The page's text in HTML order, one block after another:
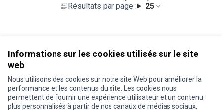
Informations sur les cookies utilisés sur le site
web
Nous utilisons des cookies sur notre site Web pour améliorer la
performance et les contenus du site. Les cookies nous
permettent de fournir une expérience utilisateur et un contenu
plus personnalisés à partir de nos canaux de médias sociaux.
Résultats par page : 25
Conditions d'utilisation
Paramètres des cookies
Je participe ! sur X
Je participe ! sur Facebook
Je participe ! sur Instagram